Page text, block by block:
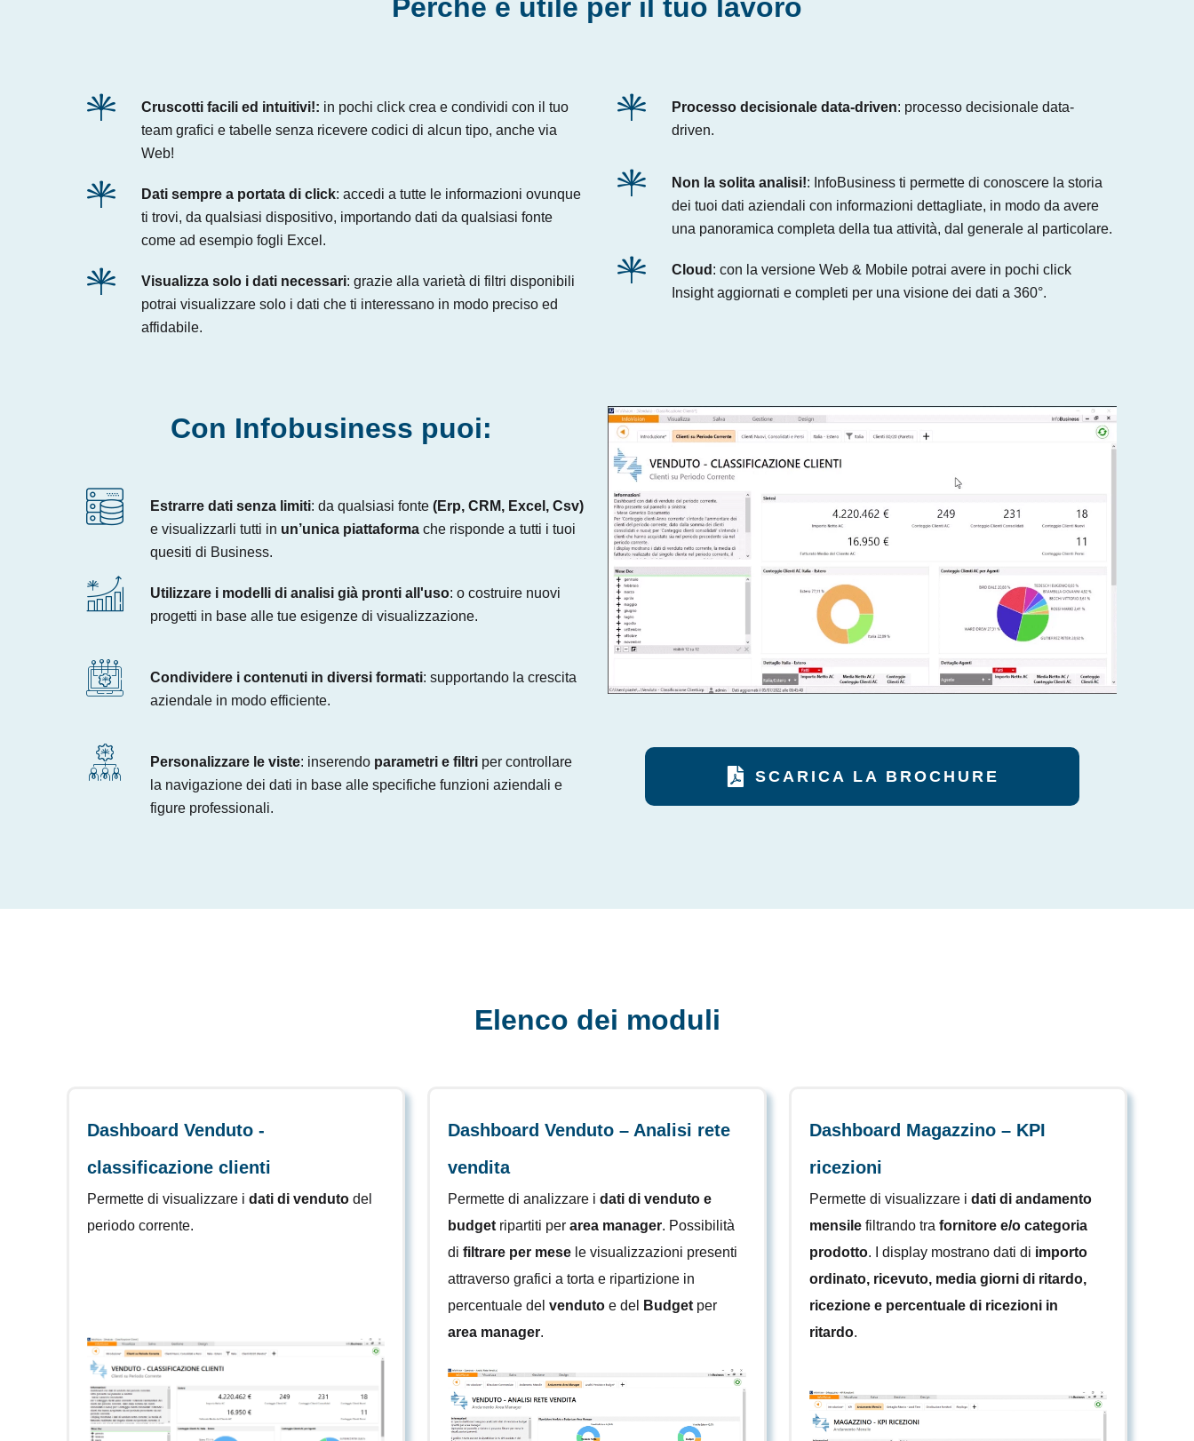
Perché è utile per il tuo lavoro
Cruscotti facili ed intuitivi!: in pochi click crea e condividi con il tuo
team grafici e tabelle senza ricevere codici di alcun tipo, anche via
Web!
Dati sempre a portata di click: accedi a tutte le informazioni ovunque
ti trovi, da qualsiasi dispositivo, importando dati da qualsiasi fonte
come ad esempio fogli Excel.
Visualizza solo i dati necessari: grazie alla varietà di filtri disponibili
potrai visualizzare solo i dati che ti interessano in modo preciso ed
affidabile.
Processo decisionale data-driven: processo decisionale data-
driven.
Non la solita analisi!: InfoBusiness ti permette di conoscere la storia
dei tuoi dati aziendali con informazioni dettagliate, in modo da avere
una panoramica completa della tua attività, dal generale al particolare.
Cloud : con la versione Web & Mobile potrai avere in pochi click
Insight aggiornati e completi per una visione dei dati a 360°.
Con Infobusiness puoi:
Estrarre dati senza limiti: da qualsiasi fonte (Erp, CRM, Excel, Csv)
e visualizzarli tutti in un’unica piattaforma che risponde a tutti i tuoi
quesiti di Business.
Utilizzare i modelli di analisi già pronti all'uso: o costruire nuovi
progetti in base alle tue esigenze di visualizzazione.
Condividere i contenuti in diversi formati: supportando la crescita
aziendale in modo efficiente.
Personalizzare le viste: inserendo parametri e filtri per controllare
la navigazione dei dati in base alle specifiche funzioni aziendali e
figure professionali.
SCARICA LA BROCHURE
Elenco dei moduli
Dashboard Venduto -
classificazione clienti
Permette di visualizzare i dati di venduto del
periodo corrente.
Dashboard Venduto – Analisi rete
vendita
Permette di analizzare idati di venduto e
budget ripartiti perarea manager. Possibilità
difiltrare per mese le visualizzazioni presenti
attraverso grafici a torta e ripartizione in
percentuale delvendutoe del Budget per
area manager.
Dashboard Magazzino – KPI
ricezioni
Permette di visualizzare i dati di andamento
mensilefiltrando tra fornitore e/o categoria
prodotto. I display mostrano dati di importo
ordinato, ricevuto, media giorni di ritardo,
ricezione e percentuale di ricezioni in
ritardo.